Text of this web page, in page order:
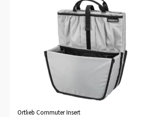
Ortlieb Commuter Insert